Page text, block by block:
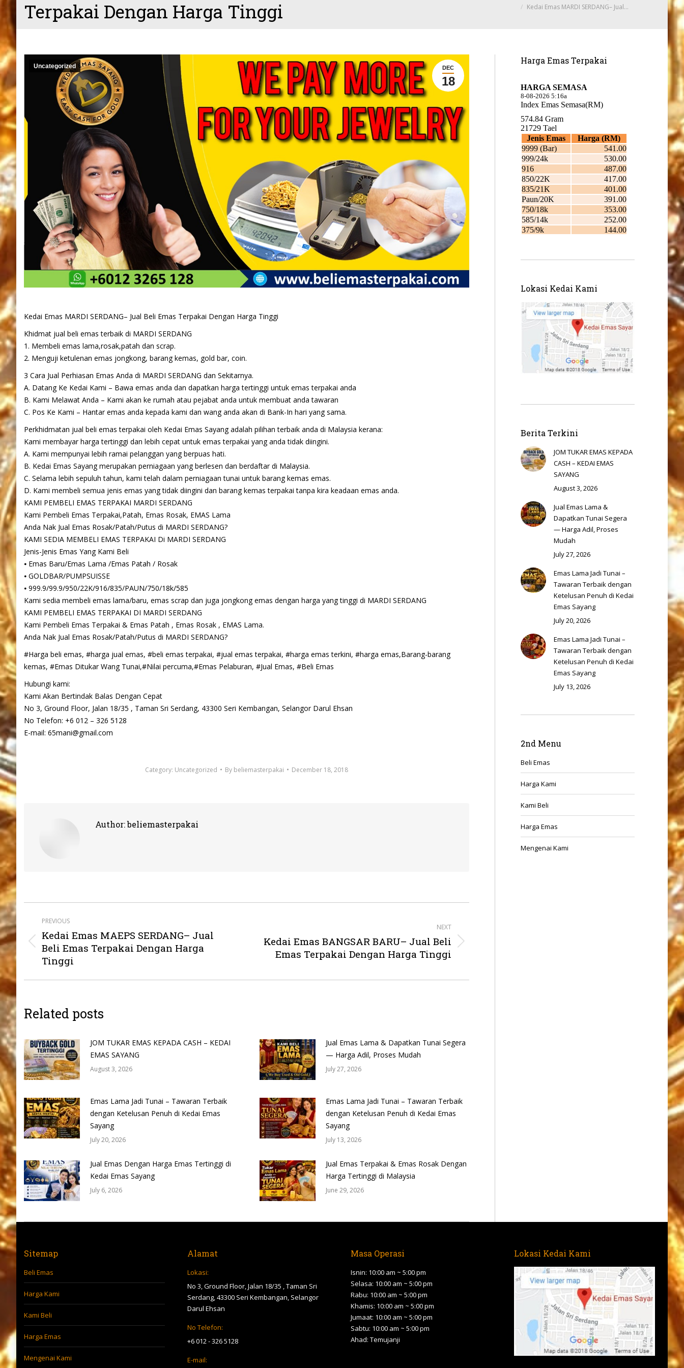
Terpakai Dengan Harga Tinggi
Kedai Emas MARDI SERDANG– Jual…
DEC
18
Uncategorized
Kedai Emas MARDI SERDANG– Jual Beli Emas Terpakai Dengan Harga Tinggi
Khidmat jual beli emas terbaik di MARDI SERDANG
1. Membeli emas lama,rosak,patah dan scrap.
2. Menguji ketulenan emas jongkong, barang kemas, gold bar, coin.
3 Cara Jual Perhiasan Emas Anda di MARDI SERDANG dan Sekitarnya.
A. Datang Ke Kedai Kami – Bawa emas anda dan dapatkan harga tertinggi untuk emas terpakai anda
B. Kami Melawat Anda – Kami akan ke rumah atau pejabat anda untuk membuat anda tawaran
C. Pos Ke Kami – Hantar emas anda kepada kami dan wang anda akan di Bank-In hari yang sama.
Perkhidmatan jual beli emas terpakai oleh Kedai Emas Sayang adalah pilihan terbaik anda di Malaysia kerana:
Kami membayar harga tertinggi dan lebih cepat untuk emas terpakai yang anda tidak diingini.
A. Kami mempunyai lebih ramai pelanggan yang berpuas hati.
B. Kedai Emas Sayang merupakan perniagaan yang berlesen dan berdaftar di Malaysia.
C. Selama lebih sepuluh tahun, kami telah dalam perniagaan tunai untuk barang kemas emas.
D. Kami membeli semua jenis emas yang tidak diingini dan barang kemas terpakai tanpa kira keadaan emas anda.
KAMI PEMBELI EMAS TERPAKAI MARDI SERDANG
Kami Pembeli Emas Terpakai,Patah, Emas Rosak, EMAS Lama
Anda Nak Jual Emas Rosak/Patah/Putus di MARDI SERDANG?
KAMI SEDIA MEMBELI EMAS TERPAKAI Di MARDI SERDANG
Jenis-Jenis Emas Yang Kami Beli
⦁ Emas Baru/Emas Lama /Emas Patah / Rosak
⦁ GOLDBAR/PUMPSUISSE
⦁ 999.9/99.9/950/22K/916/835/PAUN/750/18k/585
Kami sedia membeli emas lama/baru, emas scrap dan juga jongkong emas dengan harga yang tinggi di MARDI SERDANG
KAMI PEMBELI EMAS TERPAKAI DI MARDI SERDANG
Kami Pembeli Emas Terpakai & Emas Patah , Emas Rosak , EMAS Lama.
Anda Nak Jual Emas Rosak/Patah/Putus di MARDI SERDANG?
#Harga beli emas, #harga jual emas, #beli emas terpakai, #jual emas terpakai, #harga emas terkini, #harga emas,Barang-barang
kemas, #Emas Ditukar Wang Tunai,#Nilai percuma,#Emas Pelaburan, #Jual Emas, #Beli Emas
Hubungi kami:
Kami Akan Bertindak Balas Dengan Cepat
No 3, Ground Floor, Jalan 18/35 , Taman Sri Serdang, 43300 Seri Kembangan, Selangor Darul Ehsan
No Telefon: +6 012 – 326 5128
E-mail: 65mani@gmail.com
Category: Uncategorized By beliemasterpakai December 18, 2018
Author:beliemasterpakai
navigation
PREVIOUS
Previous
post:
Kedai Emas MAEPS SERDANG– Jual
Beli Emas Terpakai Dengan Harga
Tinggi
NEXT
Next
post:
Kedai Emas BANGSAR BARU– Jual Beli
Emas Terpakai Dengan Harga Tinggi
Related posts
JOM TUKAR EMAS KEPADA CASH – KEDAI
EMAS SAYANG
August 3, 2026
Jual Emas Lama & Dapatkan Tunai Segera
— Harga Adil, Proses Mudah
July 27, 2026
Emas Lama Jadi Tunai – Tawaran Terbaik
dengan Ketelusan Penuh di Kedai Emas
Sayang
July 20, 2026
Emas Lama Jadi Tunai – Tawaran Terbaik
dengan Ketelusan Penuh di Kedai Emas
Sayang
July 13, 2026
Jual Emas Dengan Harga Emas Tertinggi di
Kedai Emas Sayang
July 6, 2026
Jual Emas Terpakai & Emas Rosak Dengan
Harga Tertinggi di Malaysia
June 29, 2026
Harga Emas Terpakai
Lokasi Kedai Kami
Berita Terkini
JOM TUKAR EMAS KEPADA
CASH – KEDAI EMAS
SAYANG
August 3, 2026
Jual Emas Lama &
Dapatkan Tunai Segera
— Harga Adil, Proses
Mudah
July 27, 2026
Emas Lama Jadi Tunai –
Tawaran Terbaik dengan
Ketelusan Penuh di Kedai
Emas Sayang
July 20, 2026
Emas Lama Jadi Tunai –
Tawaran Terbaik dengan
Ketelusan Penuh di Kedai
Emas Sayang
July 13, 2026
2nd Menu
Beli Emas
Harga Kami
Kami Beli
Harga Emas
Mengenai Kami
Sitemap
Beli Emas
Harga Kami
Kami Beli
Harga Emas
Mengenai Kami
Alamat
Lokasi:
No 3, Ground Floor, Jalan 18/35 , Taman Sri
Serdang, 43300 Seri Kembangan, Selangor
Darul Ehsan
No Telefon:
+6 012 - 326 5128
E-mail:
Masa Operasi
Isnin: 10:00 am ~ 5:00 pm
Selasa: 10:00 am ~ 5:00 pm
Rabu: 10:00 am ~ 5:00 pm
Khamis: 10:00 am ~ 5:00 pm
Jumaat: 10:00 am ~ 5:00 pm
Sabtu: 10:00 am ~ 5:00 pm
Ahad: Temujanji
Lokasi Kedai Kami